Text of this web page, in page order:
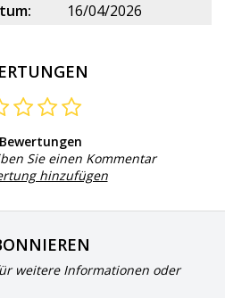
16/04/2026
Sie einen Kommentar
hinzufügen
weitere Informationen oder